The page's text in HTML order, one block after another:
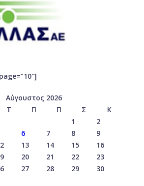
Αύγουστος 2026
Τ Π Π Σ
Κ
1
2
6 7 8
9
13 14 15
16
20 21 22
23
27 28 29
30